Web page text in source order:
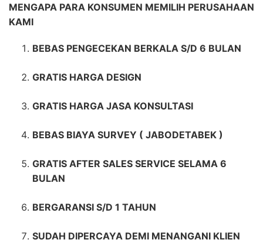
MENGAPA PARA KONSUMEN MEMILIH PERUSAHAAN
KAMI
BEBAS PENGECEKAN BERKALA S/D 6 BULAN
GRATIS HARGA DESIGN
GRATIS HARGA JASA KONSULTASI
BEBAS BIAYA SURVEY ( JABODETABEK )
GRATIS AFTER SALES SERVICE SELAMA 6
BULAN
BERGARANSI S/D 1 TAHUN
SUDAH DIPERCAYA DEMI MENANGANI KLIEN